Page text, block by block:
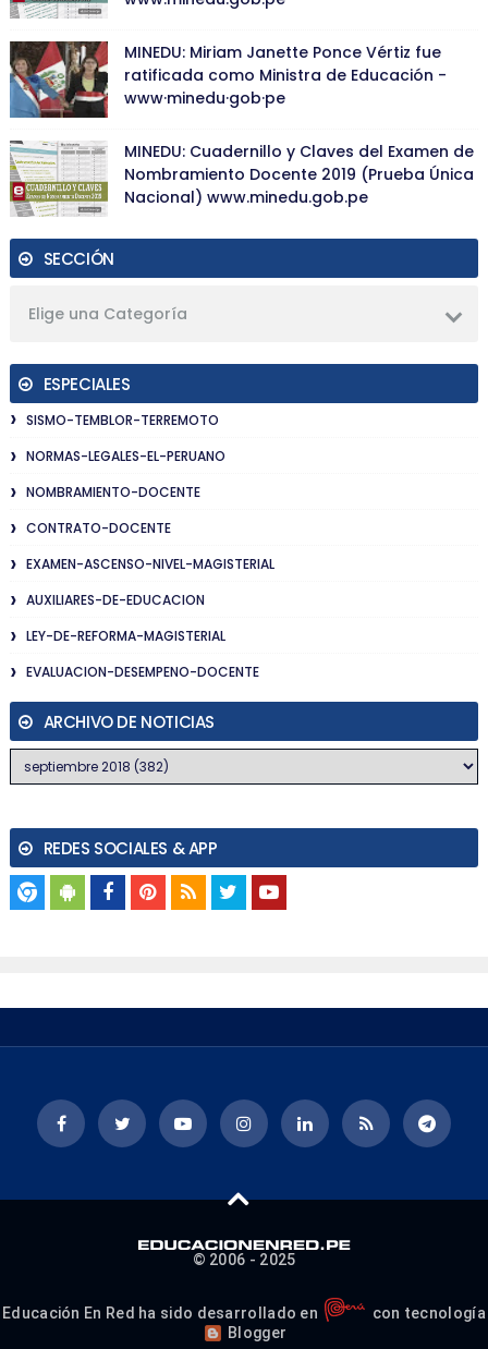
MINEDU: Miriam Janette Ponce Vértiz fue
ratificada como Ministra de Educación -
www·minedu·gob·pe
MINEDU: Cuadernillo y Claves del Examen de
Nombramiento Docente 2019 (Prueba Única
Nacional) www.minedu.gob.pe
SECCIÓN
Elige una Categoría
ESPECIALES
SISMO-TEMBLOR-TERREMOTO
NORMAS-LEGALES-EL-PERUANO
NOMBRAMIENTO-DOCENTE
CONTRATO-DOCENTE
EXAMEN-ASCENSO-NIVEL-MAGISTERIAL
AUXILIARES-DE-EDUCACION
LEY-DE-REFORMA-MAGISTERIAL
EVALUACION-DESEMPENO-DOCENTE
ARCHIVO DE NOTICIAS
REDES SOCIALES & APP
© 2006 - 2025
Educación En Red ha sido desarrollado en
con tecnología
Blogger